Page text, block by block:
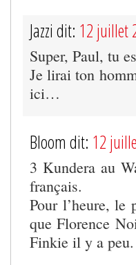
Jazzi dit: 12 juillet
Super, Paul, tu
Je lirai ton
ici…
Bloom dit: 12
3 Kundera au
français.
Pour l’heure, le
que Florence
Finkie il y a